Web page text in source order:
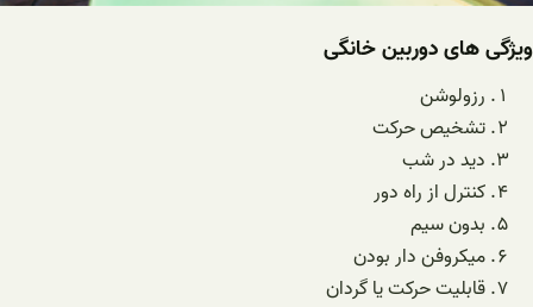
ویژگی های دوربین خانگی
رزولوشن
تشخیص حرکت
دید در شب
کنترل از راه دور
بدون سیم
میکروفن دار بودن
قابلیت حرکت یا گردان